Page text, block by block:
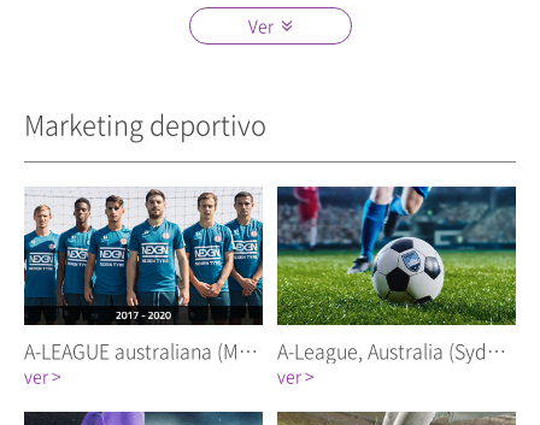
Ver
Marketing deportivo
A-LEAGUE australiana (Melbourne City FC)
ver >
A-League, Australia (Sydney FC)
ver >